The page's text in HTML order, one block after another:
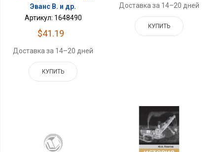
Эванс В. и др.
Артикул: 1648490
$41.19
Доставка за 14–20 дней
КУПИТЬ
Доставка за 14–20 дней
КУПИТЬ